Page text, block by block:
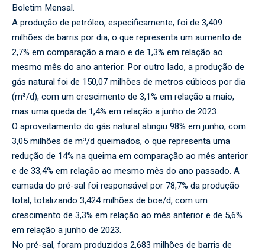
Boletim Mensal.
A produção de petróleo, especificamente, foi de 3,409
milhões de barris por dia, o que representa um aumento de
2,7% em comparação a maio e de 1,3% em relação ao
mesmo mês do ano anterior. Por outro lado, a produção de
gás natural foi de 150,07 milhões de metros cúbicos por dia
(m³/d), com um crescimento de 3,1% em relação a maio,
mas uma queda de 1,4% em relação a junho de 2023.
O aproveitamento do gás natural atingiu 98% em junho, com
3,05 milhões de m³/d queimados, o que representa uma
redução de 14% na queima em comparação ao mês anterior
e de 33,4% em relação ao mesmo mês do ano passado. A
camada do pré-sal foi responsável por 78,7% da produção
total, totalizando 3,424 milhões de boe/d, com um
crescimento de 3,3% em relação ao mês anterior e de 5,6%
em relação a junho de 2023.
No pré-sal, foram produzidos 2,683 milhões de barris de